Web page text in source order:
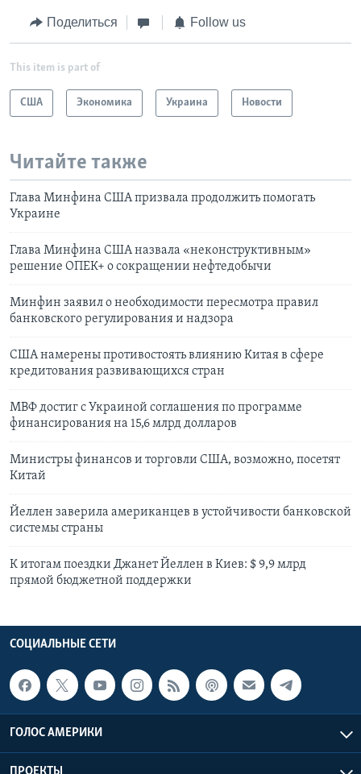
Поделиться Follow us
This item is part of
США Экономика Украина Новости
Читайте также
Глава Минфина США призвала продолжить помогать
Украине
Глава Минфина США назвала «неконструктивным»
решение ОПЕК+ о сокращении нефтедобычи
Минфин заявил о необходимости пересмотра правил
банковского регулирования и надзора
США намерены противостоять влиянию Китая в сфере
кредитования развивающихся стран
МВФ достиг с Украиной соглашения по программе
финансирования на 15,6 млрд долларов
Министры финансов и торговли США, возможно, посетят
Китай
Йеллен заверила американцев в устойчивости банковской
системы страны
К итогам поездки Джанет Йеллен в Киев: $ 9,9 млрд
прямой бюджетной поддержки
СОЦИАЛЬНЫЕ СЕТИ
ГОЛОС АМЕРИКИ
ПРОЕКТЫ